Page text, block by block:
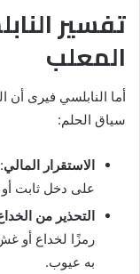
تفسير
المعلب
أما النابلسي فيرى
سياق الحلم:
الاستقرار المالي
على دخل ثابت
التحذير من
رمزًا لخداع أو
به عيوب.